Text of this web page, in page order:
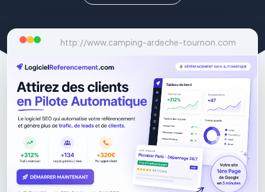
http://www.camping-ardeche-tournon.com